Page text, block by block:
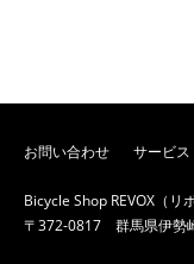
お問い合わせ サービス
Bicycle Shop REVOX（リ
〒372-0817 群馬県伊勢